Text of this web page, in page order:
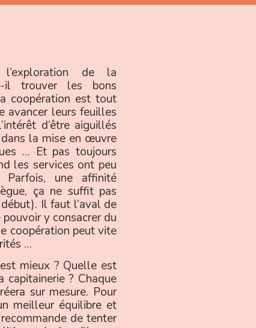
de la
il trouver les bons
coopération est tout
avancer leurs feuilles
d’être aiguillés
la mise en œuvre
… Et pas toujours
les services ont peu
Parfois, une affinité
ça ne suffit pas
Il faut l’aval de
pouvoir y consacrer du
coopération peut vite
…
mieux ? Quelle est
? Chaque
sur mesure. Pour
meilleur équilibre et
de tenter